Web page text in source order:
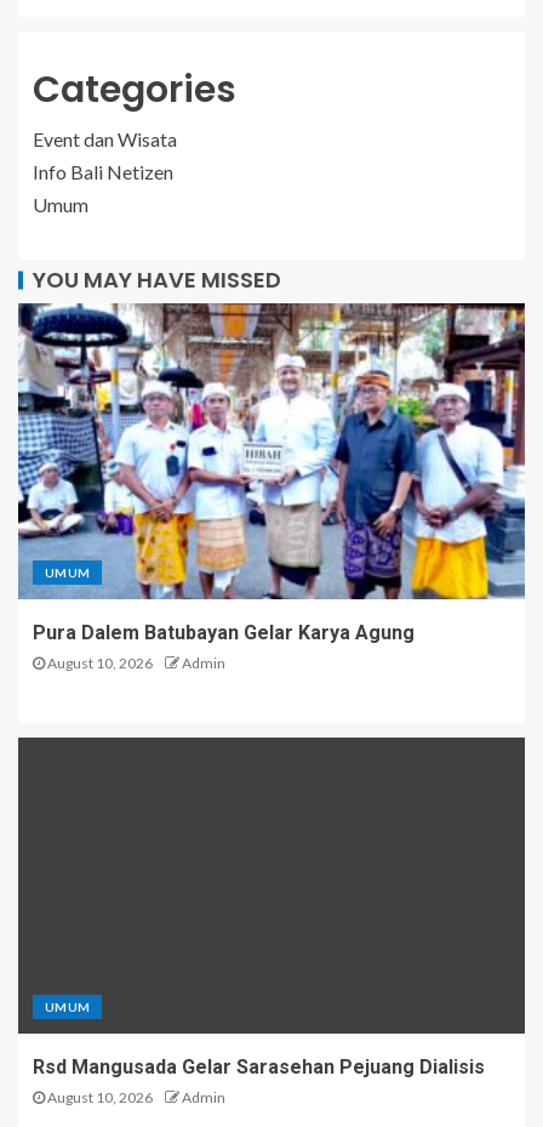
Categories
Event dan Wisata
Info Bali Netizen
Umum
YOU MAY HAVE MISSED
UMUM
Pura Dalem Batubayan Gelar Karya Agung
August 10, 2026 Admin
UMUM
Rsd Mangusada Gelar Sarasehan Pejuang Dialisis
August 10, 2026 Admin